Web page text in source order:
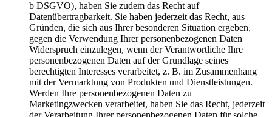
b DSGVO), haben Sie zudem das Recht auf
Datenübertragbarkeit. Sie haben jederzeit das Recht, aus
Gründen, die sich aus Ihrer besonderen Situation ergeben,
gegen die Verwendung Ihrer personenbezogenen Daten
Widerspruch einzulegen, wenn der Verantwortliche Ihre
personenbezogenen Daten auf der Grundlage seines
berechtigten Interesses verarbeitet, z. B. im Zusammenhang
mit der Vermarktung von Produkten und Dienstleistungen.
Werden Ihre personenbezogenen Daten zu
Marketingzwecken verarbeitet, haben Sie das Recht, jederzeit
der Verarbeitung Ihrer personenbezogenen Daten für solche